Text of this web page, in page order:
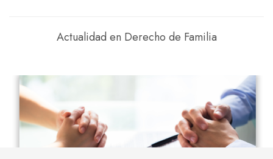
Actualidad en Derecho de Familia